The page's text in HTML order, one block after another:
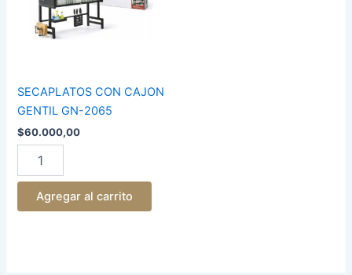
SECAPLATOS CON CAJON
GENTIL GN-2065
$60.000,00
2065
cantidad
Agregar al carrito